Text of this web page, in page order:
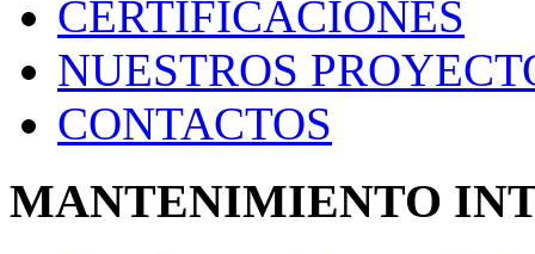
CERTIFICACIONES
NUESTROS
CONTACTOS
MANTENIMIENTO